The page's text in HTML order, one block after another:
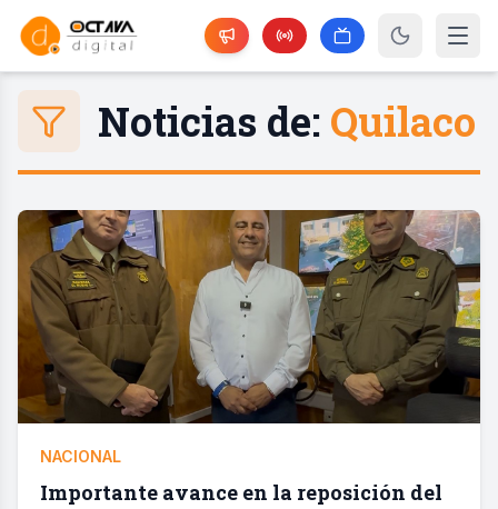
Noticias de: Quilaco
NACIONAL
Importante avance en la reposición del